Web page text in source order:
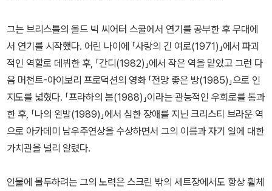
그는 브리스틀의 올드 빅 씨어터 스쿨에서 연기를 공부한 후 무대에
서 연기를 시작했다. 어린 나이에 「사랑의 긴 여로(1971)」에서 파괴
적인 역할로 데뷔한 후, 「간디(1982)」에서 작은 역을 맡았고 그런 다
음 머천트-아이보리 프로덕션의 영화 「전망 좋은 방(1985)」으로 인
지도를 넓혔다. 「프라하의 봄(1988)」이라는 관능적인 우회로를 통과
한 후, 「나의 왼발(1989)」에서 심한 장애를 지닌 크리스티 브라운 역
으로 아카데미 남우주연상을 수상하면서 그의 이름과 자기 일에 대한
가치관을 널리 알렸다.
인물에 몰두하려는 그의 노력은 스크린 밖의 세트장에서도 항상 휠체